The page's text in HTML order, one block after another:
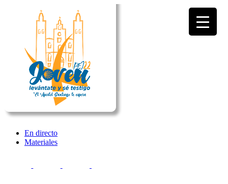
En directo
Materiales